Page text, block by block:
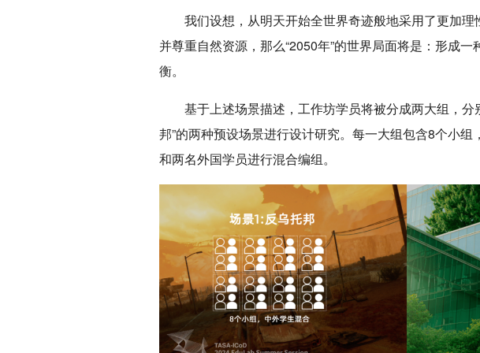
我们设想，从明天开始全世界奇迹般地采用了更加
并尊重自然资源，那么“2050年”的世界局面将是：形成
衡。
基于上述场景描述，工作坊学员将被分成两大组，分
邦”的两种预设场景进行设计研究。每一大组包含8个小
和两名外国学员进行混合编组。